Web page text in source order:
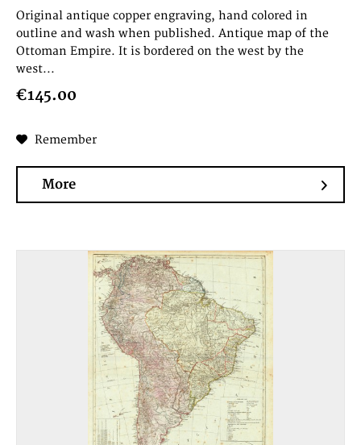
Original antique copper engraving, hand colored in
outline and wash when published. Antique map of the
Ottoman Empire. It is bordered on the west by the
west...
€145.00
Remember
More